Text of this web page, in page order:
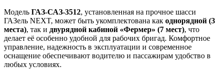
Модель ГАЗ-САЗ-3512, установленная на прочное шасси
ГАЗель NEXT, может быть укомплектована как однорядной (3
места), так и двурядной кабиной «Фермер» (7 мест), что
делает её особенно удобной для рабочих бригад. Комфортное
управление, надежность в эксплуатации и современное
оснащение обеспечивают водителю и пассажирам удобство в
любых условиях.